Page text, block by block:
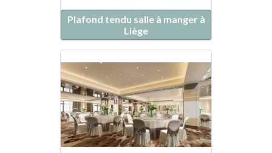
Plafond tendu salle à manger à
Liège